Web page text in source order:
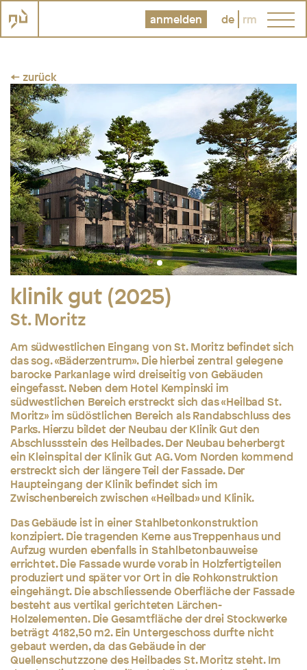
anmelden de rm
← zurück
klinik gut (2025)
St. Moritz
Am südwestlichen Eingang von St. Moritz befindet sich
das sog. «Bäderzentrum». Die hierbei zentral gelegene
barocke Parkanlage wird dreiseitig von Gebäuden
eingefasst. Neben dem Hotel Kempinski im
südwestlichen Bereich erstreckt sich das «Heilbad St.
Moritz» im südöstlichen Bereich als Randabschluss des
Parks. Hierzu bildet der Neubau der Klinik Gut den
Abschlussstein des Heilbades. Der Neubau beherbergt
ein Kleinspital der Klinik Gut AG. Vom Norden kommend
erstreckt sich der längere Teil der Fassade. Der
Haupteingang der Klinik befindet sich im
Zwischenbereich zwischen «Heilbad» und Klinik.
Das Gebäude ist in einer Stahlbetonkonstruktion
konzipiert. Die tragenden Kerne aus Treppenhaus und
Aufzug wurden ebenfalls in Stahlbetonbauweise
errichtet. Die Fassade wurde vorab in Holzfertigteilen
produziert und später vor Ort in die Rohkonstruktion
eingehängt. Die abschliessende Oberfläche der Fassade
besteht aus vertikal gerichteten Lärchen-
Holzelementen. Die Gesamtfläche der drei Stockwerke
beträgt 4182,50 m2. Ein Untergeschoss durfte nicht
gebaut werden, da das Gebäude in der
Quellenschutzzone des Heilbades St. Moritz steht. Im